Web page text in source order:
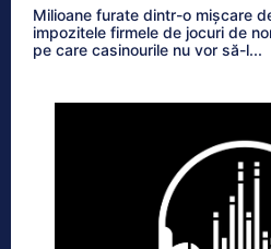
Milioane furate dintr-o mișcare
impozitele firmele de jocuri de
pe care casinourile nu vor să-l...